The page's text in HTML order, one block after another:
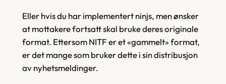
Eller hvis du har implementert ninjs, men ønsker
at mottakere fortsatt skal bruke deres originale
format. Ettersom NITF er et «gammelt» format,
er det mange som bruker dette i sin distribusjon
av nyhetsmeldinger.